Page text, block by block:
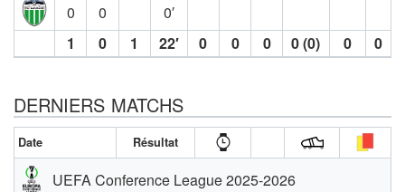
0
0
0′
1
0 1 22′ 0 0 0 0 (0) 0 0
DERNIERS MATCHS
Date Résultat
UEFA Conference League 2025-2026